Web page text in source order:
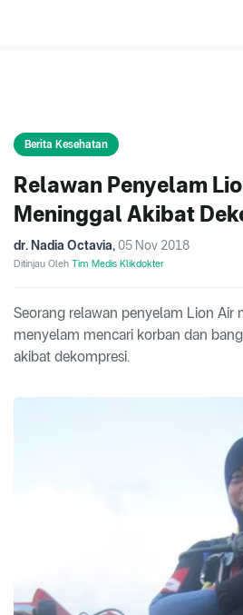
Berita Kesehatan
Relawan Penyelam
Meninggal Akibat
dr. Nadia Octavia, 05 Nov 2018
Ditinjau Oleh Tim Medis Klikdokter
Seorang relawan penyelam Lion Air
menyelam mencari korban dan
akibat dekompresi.